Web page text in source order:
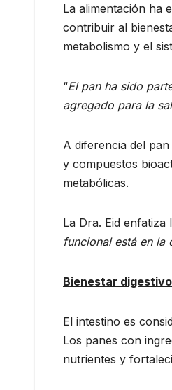
La alimentación ha
contribuir al
metabolismo y el
“El pan ha sido
agregado para la
A diferencia del
y compuestos
metabólicas.
La Dra. Eid enfatiza
funcional está en la
Bienestar
El intestino es
Los panes con
nutrientes y